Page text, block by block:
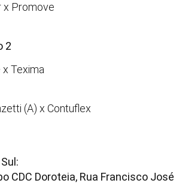
x Promove
2
x Texima
(A) x Contuflex
CDC Doroteia, Rua Francisco